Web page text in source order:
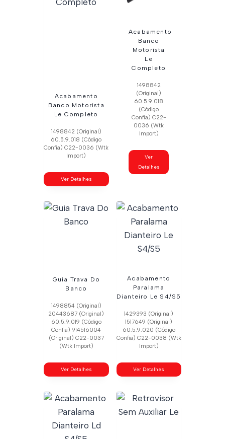
Acabamento
Banco Motorista
Le Completo
1498842 (Original)
60.5.9.018 (Código
Confia) C22-0036 (Wtk
Import)
Ver Detalhes
Acabamento
Banco
Motorista
Le
Completo
1498842
(Original)
60.5.9.018
(Código
Confia) C22-
0036 (Wtk
Import)
Ver
Detalhes
Guia Trava Do
Banco
1498854 (Original)
20443687 (Original)
60.5.9.019 (Código
Confia) 914516004
(Original) C22-0037
(Wtk Import)
Ver Detalhes
Acabamento
Paralama
Dianteiro Le S4/S5
1429393 (Original)
1517649 (Original)
60.5.9.020 (Código
Confia) C22-0038 (Wtk
Import)
Ver Detalhes